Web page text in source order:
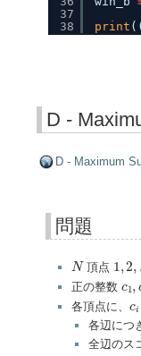
37
38
print
D -
D - Maximum
問題
N
N頂点 1,2,
1 2,
正の整数 c1,
c1 ,
各頂点に、 ci
ci
各辺につ
全辺のス